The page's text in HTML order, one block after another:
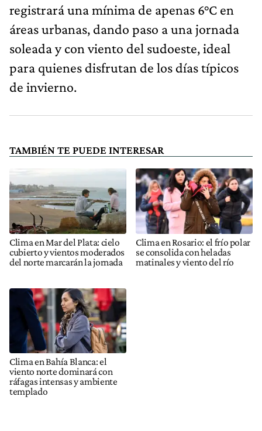
registrará una mínima de apenas 6°C en
áreas urbanas, dando paso a una jornada
soleada y con viento del sudoeste, ideal
para quienes disfrutan de los días típicos
de invierno.
TAMBIÉN TE PUEDE INTERESAR
Clima en Mar del Plata: cielo
cubierto y vientos moderados
del norte marcarán la jornada
Clima en Rosario: el frío polar
se consolida con heladas
matinales y viento del río
Clima en Bahía Blanca: el
viento norte dominará con
ráfagas intensas y ambiente
templado